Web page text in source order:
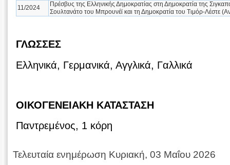
11/2024
Πρέσβυς της Ελληνικής Δημοκρατίας στη Δημοκρατία της
Σουλτανάτο του Μπρουνέϊ και τη Δημοκρατία του Τιμόρ-Λέστε
ΓΛΩΣΣΕΣ
Ελληνικά, Γερμανικά, Αγγλικά, Γαλλικά
ΟΙΚΟΓΕΝΕΙΑΚΗ ΚΑΤΑΣΤΑΣΗ
Παντρεμένος, 1 κόρη
Τελευταία ενημέρωση Κυριακή, 03 Μαΐου 2026